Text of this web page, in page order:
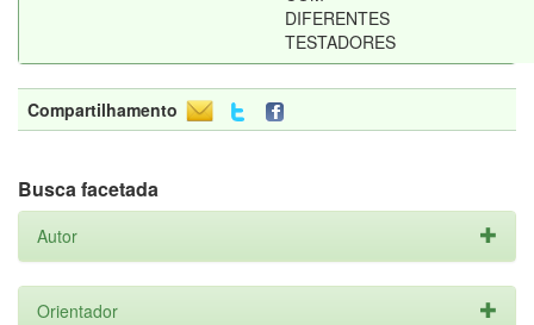
DIFERENTES
TESTADORES
Compartilhamento
Busca facetada
Autor
Orientador